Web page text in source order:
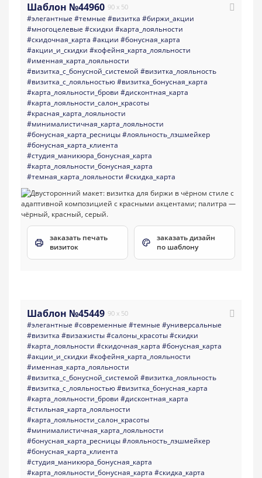
Шаблон №44960 90 x 50
#элегантные #темные #визитка #биржи_акции
#многоцелевые #скидки #карта_лояльности
#скидочная_карта #акции #бонусная_карта
#акции_и_скидки #кофейня_карта_лояльности
#именная_карта_лояльности
#визитка_с_бонусной_системой #визитка_лояльность
#визитка_с_лояльностью#визитка_бонусная_карта
#карта_лояльности_брови #дисконтная_карта
#карта_лояльности_салон_красоты
#красная_карта_лояльности
#минималистичная_карта_лояльности
#бонусная_карта_ресницы#лояльность_лэшмейкер
#бонусная_карта_клиента
#студия_маникюра_бонусная_карта
#карта_лояльности_бонусная_карта
#темная_карта_лояльности #скидка_карта
заказать печать
визиток
заказать дизайн
по шаблону
Шаблон №45449 90 x 50
#элегантные #современные #темные #универсальные
#визитка #визажисты#салоны_красоты#скидки
#карта_лояльности #скидочная_карта #бонусная_карта
#акции_и_скидки #кофейня_карта_лояльности
#именная_карта_лояльности
#визитка_с_бонусной_системой #визитка_лояльность
#визитка_с_лояльностью#визитка_бонусная_карта
#карта_лояльности_брови #дисконтная_карта
#стильная_карта_лояльности
#карта_лояльности_салон_красоты
#минималистичная_карта_лояльности
#бонусная_карта_ресницы#лояльность_лэшмейкер
#бонусная_карта_клиента
#студия_маникюра_бонусная_карта
#карта_лояльности_бонусная_карта #скидка_карта